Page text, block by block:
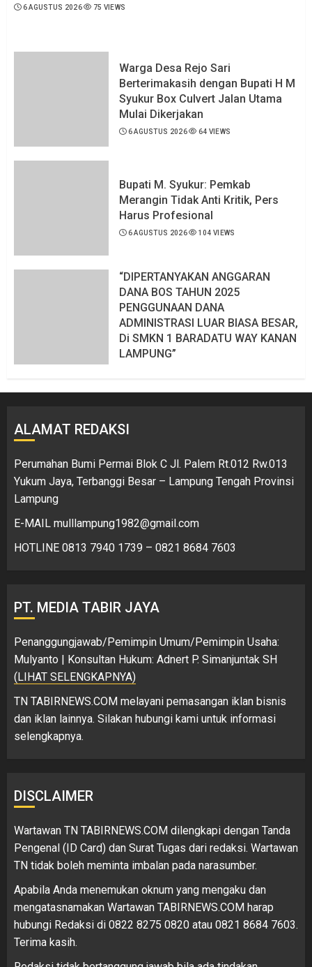
6 AGUSTUS 2026 75 VIEWS
Warga Desa Rejo Sari
Berterimakasih dengan Bupati H M
Syukur Box Culvert Jalan Utama
Mulai Dikerjakan
6 AGUSTUS 2026 64 VIEWS
Bupati M. Syukur: Pemkab
Merangin Tidak Anti Kritik, Pers
Harus Profesional
6 AGUSTUS 2026 104 VIEWS
“DIPERTANYAKAN ANGGARAN
DANA BOS TAHUN 2025
PENGGUNAAN DANA
ADMINISTRASI LUAR BIASA BESAR,
Di SMKN 1 BARADATU WAY KANAN
LAMPUNG”
ALAMAT REDAKSI
Perumahan Bumi Permai Blok C Jl. Palem Rt.012 Rw.013
Yukum Jaya, Terbanggi Besar – Lampung Tengah Provinsi
Lampung
E-MAIL mulllampung1982@gmail.com
HOTLINE 0813 7940 1739 – 0821 8684 7603
PT. MEDIA TABIR JAYA
Penanggungjawab/Pemimpin Umum/Pemimpin Usaha:
Mulyanto | Konsultan Hukum: Adnert P. Simanjuntak SH
(LIHAT SELENGKAPNYA)
TN TABIRNEWS.COM melayani pemasangan iklan bisnis
dan iklan lainnya. Silakan hubungi kami untuk informasi
selengkapnya.
DISCLAIMER
Wartawan TN TABIRNEWS.COM dilengkapi dengan Tanda
Pengenal (ID Card) dan Surat Tugas dari redaksi. Wartawan
TN tidak boleh meminta imbalan pada narasumber.
Apabila Anda menemukan oknum yang mengaku dan
mengatasnamakan Wartawan TABIRNEWS.COM harap
hubungi Redaksi di 0822 8275 0820 atau 0821 8684 7603.
Terima kasih.